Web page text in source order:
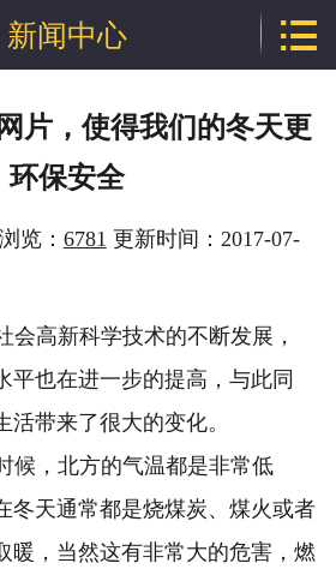
厂房相册
工程案例
地区分站
新闻中心 
片，使得我们的冬天更
环保安全
览： 6781 更新时间：2017-07-
会高新科学技术的不断发展，
平也在进一步的提高，与此同
带来了很大的变化。
候，北方的气温都是非常低
冬天通常都是烧煤炭、煤火或者
暖，当然这有非常大的危害，燃